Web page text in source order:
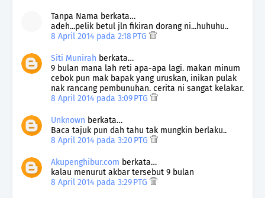
Tanpa Nama berkata…
adeh...pelik betul jln fikiran dorang ni...huhuhu..
8 April 2014 pada 2:18 PTG
Siti Munirah berkata…
9 bulan mana lah reti apa-apa lagi. makan minum
cebok pun mak bapak yang uruskan, inikan pulak
nak rancang pembunuhan. cerita ni sangat kelakar.
8 April 2014 pada 3:09 PTG
Unknown berkata…
Baca tajuk pun dah tahu tak mungkin berlaku..
8 April 2014 pada 3:20 PTG
Akupenghibur.com berkata…
kalau menurut akbar tersebut 9 bulan
8 April 2014 pada 3:29 PTG